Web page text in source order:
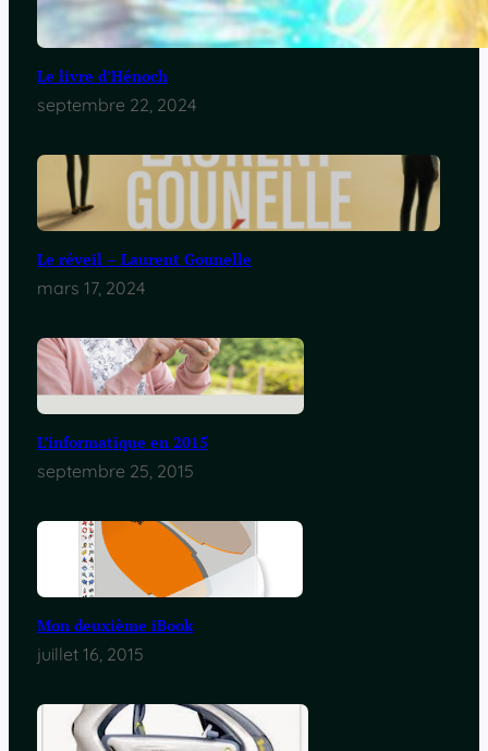
Le livre d’Hénoch
septembre 22, 2024
Le réveil – Laurent Gounelle
mars 17, 2024
L’informatique en 2015
septembre 25, 2015
Mon deuxième iBook
juillet 16, 2015